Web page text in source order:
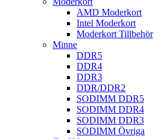
AMD Moderkort
Intel Moderkort
Moderkort Tillbehör
Minne
DDR5
DDR4
DDR3
DDR/DDR2
SODIMM DDR5
SODIMM DDR4
SODIMM DDR3
SODIMM Övriga